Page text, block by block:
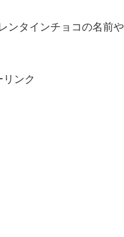
ンタインチョコの名前
リンク